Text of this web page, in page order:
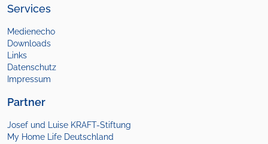
Services
Medienecho
Downloads
Links
Datenschutz
Impressum
Partner
Josef und Luise KRAFT-Stiftung
My Home Life Deutschland